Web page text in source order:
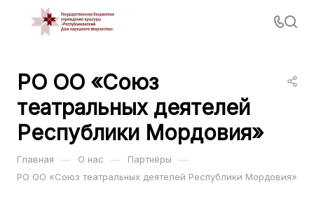
РО ОО «Союз
театральных деятелей
Республики Мордовия»
Главная — О нас — Партнёры —
РО ОО «Союз театральных деятелей Республики Мордовия»